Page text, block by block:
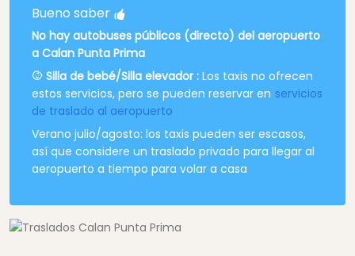
Bueno saber
No hay autobuses públicos (directo) del aeropuerto
a Calan Punta Prima
Silla de bebé/Silla elevador : Los taxis no ofrecen
estos servicios, pero se pueden reservar en servicios
de traslado al aeropuerto
Verano julio/agosto: los taxis pueden ser escasos,
así que considere un traslado privado para llegar al
aeropuerto a tiempo para volar a casa